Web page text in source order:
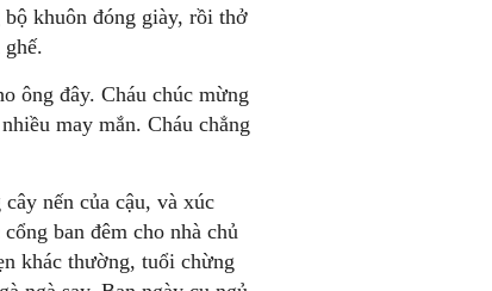
khuôn đóng giày, rồi thở
ông đây. Cháu chúc mừng
may mắn. Cháu chẳng
nến của cậu, và xúc
ban đêm cho nhà chủ
khác thường, tuổi chừng